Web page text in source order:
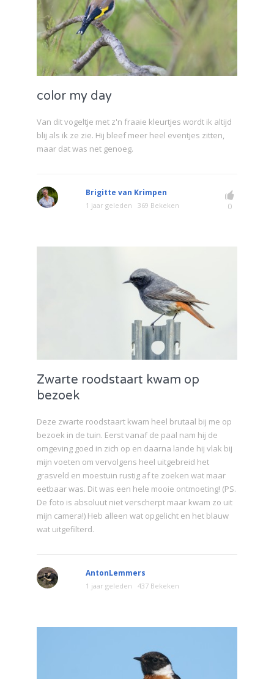
color my day
Van dit vogeltje met z'n fraaie kleurtjes wordt ik altijd
blij als ik ze zie. Hij bleef meer heel eventjes zitten,
maar dat was net genoeg.
Brigitte van Krimpen
1 jaar geleden 369 Bekeken 0
Zwarte roodstaart kwam op
bezoek
Deze zwarte roodstaart kwam heel brutaal bij me op
bezoek in de tuin. Eerst vanaf de paal nam hij de
omgeving goed in zich op en daarna lande hij vlak bij
mijn voeten om vervolgens heel uitgebreid het
grasveld en moestuin rustig af te zoeken wat maar
eetbaar was. Dit was een hele mooie ontmoeting! (PS.
De foto is absoluut niet verscherpt maar kwam zo uit
mijn camera!) Heb alleen wat opgelicht en het blauw
wat uitgefilterd.
AntonLemmers
1 jaar geleden 437 Bekeken